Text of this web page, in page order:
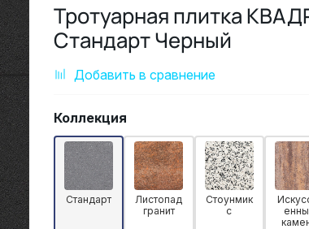
Тротуарная плитка
Стандарт Черный
Добавить в сравнение
Коллекция
Стандарт
Листопад
гранит
Стоунмик
с